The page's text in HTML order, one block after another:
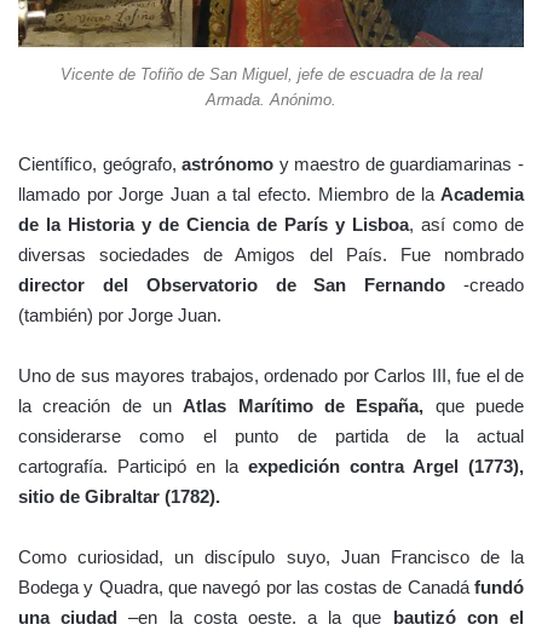
Vicente de Tofiño de San Miguel, jefe de escuadra de la real
Armada. Anónimo.
Científico, geógrafo,astrónomo y maestro de guardiamarinas -
llamado por Jorge Juan a tal efecto. Miembro de la Academia
de la Historia y de Ciencia de París y Lisboa, así como de
diversas sociedades de Amigos del País. Fue nombrado
director del Observatorio de San Fernando -creado
(también) por Jorge Juan.
Uno de sus mayores trabajos, ordenado por Carlos III, fue el de
la creación de unAtlas Marítimo de España, que puede
considerarse como el punto de partida de la actual
cartografía. Participó en la expedición contra Argel (1773),
sitio de Gibraltar (1782).
Como curiosidad, un discípulo suyo, Juan Francisco de la
Bodega y Quadra, que navegó por las costas de Canadáfundó
una ciudad –en la costa oeste. a la que bautizó con el